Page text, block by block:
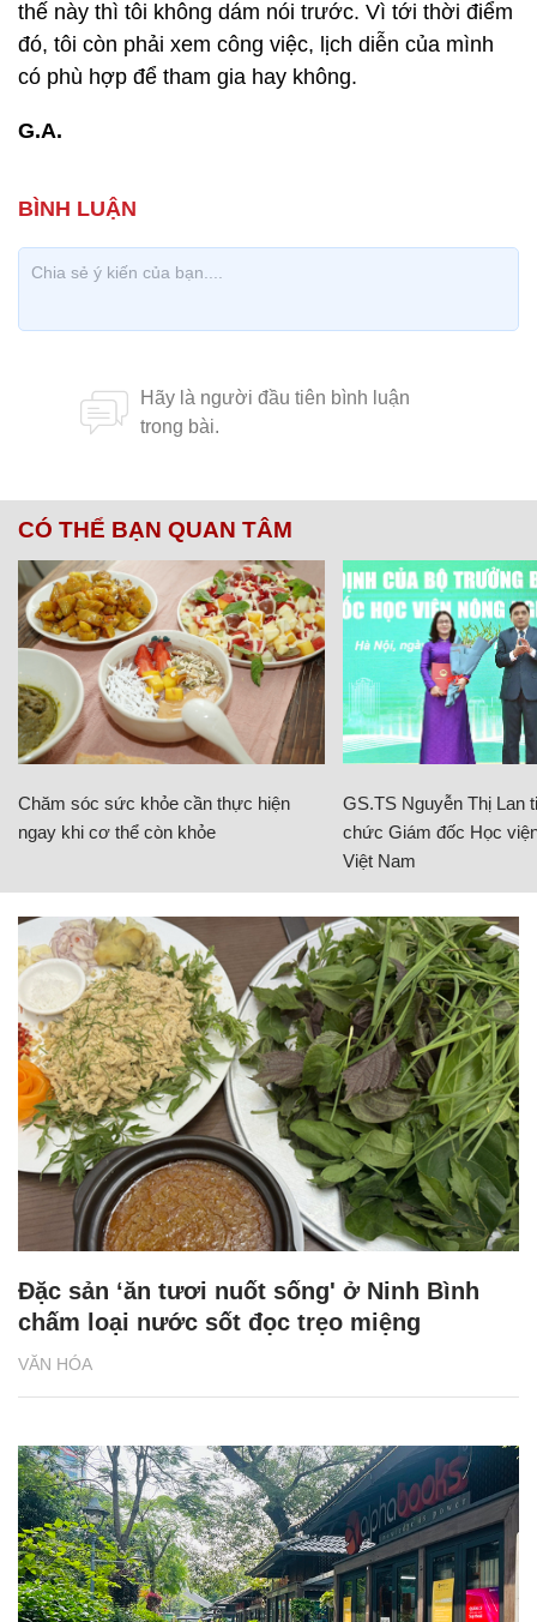
thế này thì tôi không dám nói trước. Vì tới thời điểm
đó, tôi còn phải xem công việc, lịch diễn của mình
có phù hợp để tham gia hay không.
G.A.
CÓ THỂ BẠN QUAN TÂM
Chăm sóc sức khỏe cần thực hiện
ngay khi cơ thể còn khỏe
GS.TS Nguyễn Thị Lan
chức Giám đốc Học
Việt Nam
VĂN HÓA
Đặc sản ‘ăn tươi nuốt sống' ở Ninh Bình
chấm loại nước sốt đọc trẹo miệng